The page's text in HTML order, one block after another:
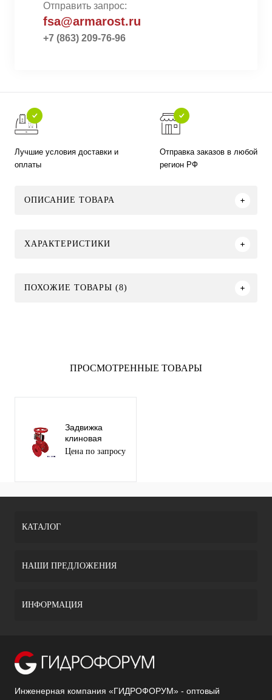
Отправить запрос:
fsa@armarost.ru
+7 (863) 209-76-96
Лучшие условия доставки и
оплаты
Отправка заказов в любой
регион РФ
ОПИСАНИЕ ТОВАРА
ХАРАКТЕРИСТИКИ
ПОХОЖИЕ ТОВАРЫ (8)
ПРОСМОТРЕННЫЕ ТОВАРЫ
Задвижка
клиновая
фланцевая
клином для
Цена по запросу
КАТАЛОГ
НАШИ ПРЕДЛОЖЕНИЯ
ИНФОРМАЦИЯ
Инженерная компания «ГИДРОФОРУМ» - оптовый